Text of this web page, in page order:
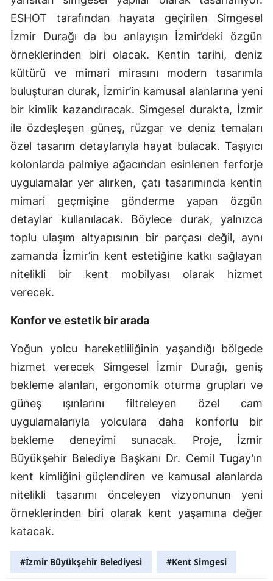
ESHOT tarafından hayata geçirilen Simgesel
İzmir Durağı da bu anlayışın İzmir’deki özgün
örneklerinden biri olacak. Kentin tarihi, deniz
kültürü ve mimari mirasını modern tasarımla
buluşturan durak, İzmir’in kamusal alanlarına yeni
bir kimlik kazandıracak. Simgesel durakta, İzmir
ile özdeşleşen güneş, rüzgar ve deniz temaları
özel tasarım detaylarıyla hayat bulacak. Taşıyıcı
kolonlarda palmiye ağacından esinlenen ferforje
uygulamalar yer alırken, çatı tasarımında kentin
mimari geçmişine gönderme yapan özgün
detaylar kullanılacak. Böylece durak, yalnızca
toplu ulaşım altyapısının bir parçası değil, aynı
zamanda İzmir’in kent estetiğine katkı sağlayan
nitelikli bir kent mobilyası olarak hizmet
verecek.
Konfor ve estetik bir arada
Yoğun yolcu hareketliliğinin yaşandığı bölgede
hizmet verecek Simgesel İzmir Durağı, geniş
bekleme alanları, ergonomik oturma grupları ve
güneş ışınlarını filtreleyen özel cam
uygulamalarıyla yolculara daha konforlu bir
bekleme deneyimi sunacak. Proje, İzmir
Büyükşehir Belediye Başkanı Dr. Cemil Tugay’ın
kent kimliğini güçlendiren ve kamusal alanlarda
nitelikli tasarımı önceleyen vizyonunun yeni
örneklerinden biri olarak kent yaşamına değer
katacak.
#İzmir Büyükşehir Belediyesi #Kent Simgesi